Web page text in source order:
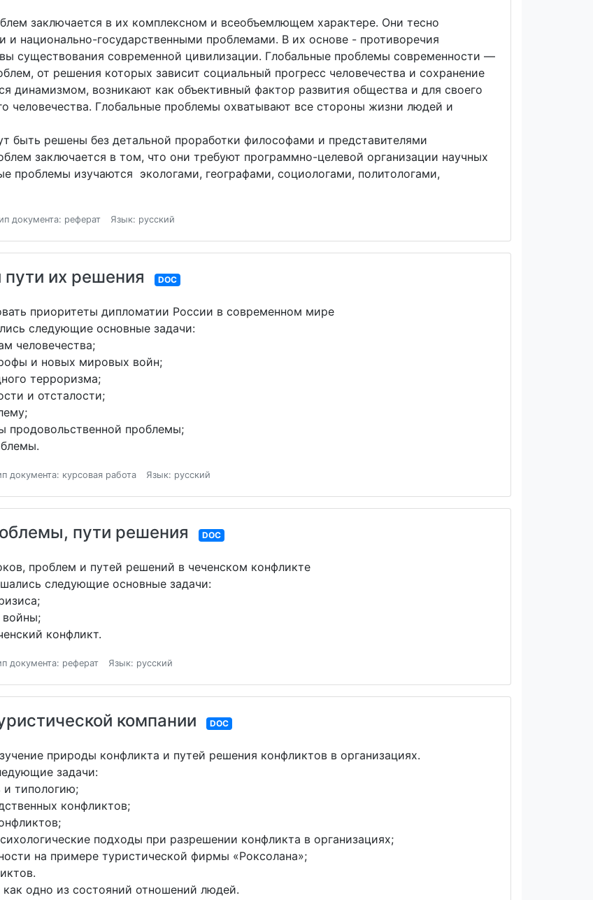
заключается в их комплексном и всеобъемлющем характере. Они тесно
национально-государственными проблемами. В их основе - противоречия
существования современной цивилизации. Глобальные проблемы современности —
от решения которых зависит социальный прогресс человечества и сохранение
динамизмом, возникают как объективный фактор развития общества и для своего
человечества. Глобальные проблемы охватывают все стороны жизни людей и
быть решены без детальной проработки философами и представителями
заключается в том, что они требуют программно-целевой организации научных
проблемы изучаются экологами, географами, социологами, политологами,
документа: реферат Язык: русский
их решения DOC
приоритеты дипломатии России в современном мире
следующие основные задачи:
человечества;
и новых мировых войн;
терроризма;
и отсталости;
продовольственной проблемы;
документа: курсовая работа Язык: русский
пути решения DOC
проблем и путей решений в чеченском конфликте
следующие основные задачи:
войны;
конфликт.
документа: реферат Язык: русский
компании DOC
природы конфликта и путей решения конфликтов в организациях.
задачи:
и типологию;
конфликтов;
подходы при разрешении конфликта в организациях;
на примере туристической фирмы «Роксолана»;
одно из состояний отношений людей.